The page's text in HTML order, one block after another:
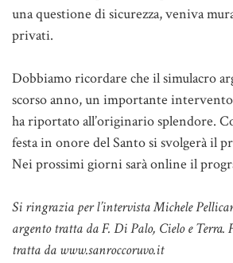
una questione di sicurezza, veniva
privati.
Dobbiamo ricordare che il simulacro
scorso anno, un importante
ha riportato all’originario splendore.
festa in onore del Santo si svolgerà il
Nei prossimi giorni sarà online il
Si ringrazia per l’intervista Michele
argento tratta da F. Di Palo, Cielo e Terra.
tratta da www.sanroccoruvo.it